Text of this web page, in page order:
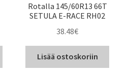
Rotalla 145/60R13 66T
SETULA E-RACE RH02
38.48€
Lisää ostoskoriin